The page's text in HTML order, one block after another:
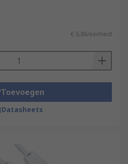
€ 6,86/eenheid
Toevoegen
Datasheets